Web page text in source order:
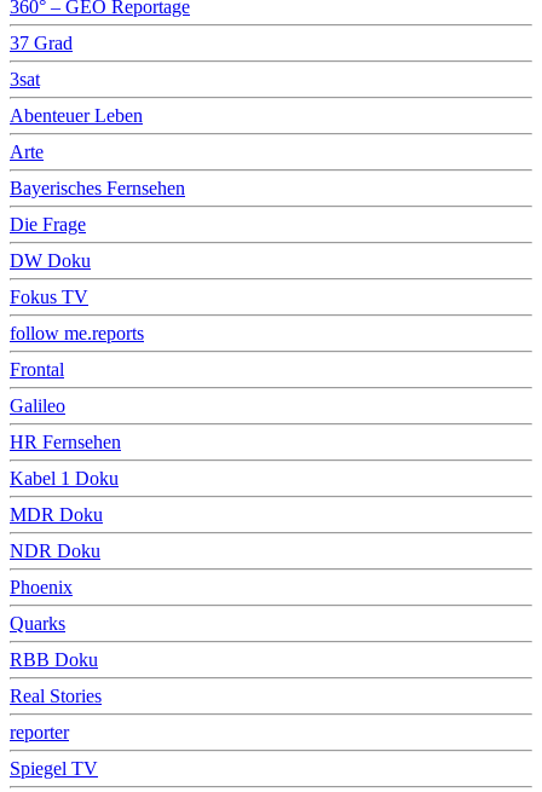
360° – GEO Reportage
37 Grad
3sat
Abenteuer Leben
Arte
Bayerisches Fernsehen
Die Frage
DW Doku
Fokus TV
follow me.reports
Frontal
Galileo
HR Fernsehen
Kabel 1 Doku
MDR Doku
NDR Doku
Phoenix
Quarks
RBB Doku
Real Stories
reporter
Spiegel TV